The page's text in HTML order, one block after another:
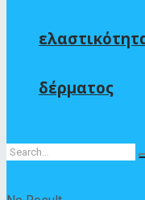
δέρματος